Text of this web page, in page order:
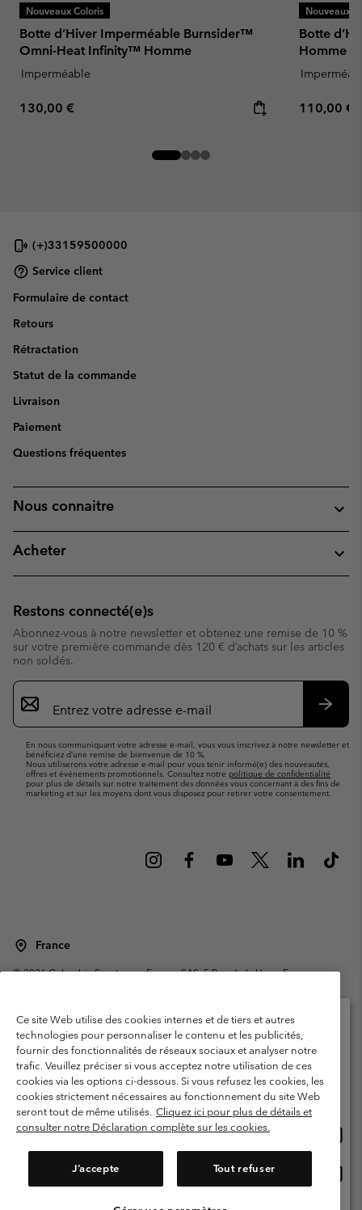
Nouveaux Coloris
Botte d’Hiver Imperméable Burnsider™
Omni-Heat Infinity™ Homme
Imperméable
Regular price:
130,00 €
Nouveaux
Botte
Homme
Regular
110,00 €
(+)33159500000
Service client
Formulaire de contact
Retours
Rétractation
Statut de la commande
Livraison
Paiement
Questions fréquentes
Nous connaitre
Acheter
Restons connecté(e)s
Abonnez-vous à notre newsletter et obtenez une remise de 10 %
sur votre première commande dès 120 € d’achats sur les articles
non soldés.
Inscription
par
e-
En nous communiquant votre adresse e-mail, vous vous inscrivez à notre newsletter et
bénéficiez d’une remise de bienvenue de 10 %.
Nous utiliserons votre adresse e-mail pour vous tenir informé(e) des nouveautés,
offres et événements promotionnels. Consultez notre politique de confidentialité
pour plus de détails sur notre traitement des données vous concernant à des fins de
marketing et sur les moyens dont vous disposez pour retirer votre consentement.
France
©2026Columbia Sportswear Europe SAS. 5 Rue de la Haye, Espace
Garanties Légales
Politique de confidentialité
Conditions d'utilisation - Membres
Conditions D'utilisation - Contenu généré par l'utilisateur
Impressum
Cookies
Public CBCR
Ce site Web utilise des cookies internes et de tiers et autres
technologies pour personnaliser le contenu et les publicités,
fournir des fonctionnalités de réseaux sociaux et analyser notre
trafic. Veuillez préciser si vous acceptez notre utilisation de ces
cookies via les options ci-dessous. Si vous refusez les cookies, les
cookies strictement nécessaires au fonctionnement du site Web
seront tout de même utilisés. Cliquez ici pour plus de détails et
consulter notre Déclaration complète sur les cookies.
J’accepte Tout refuser
Veuillez sélectionner votre pays d’expédition et
votre langue
Achats en ligne disponibles
United States
ligne
France